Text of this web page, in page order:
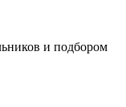
и подбором